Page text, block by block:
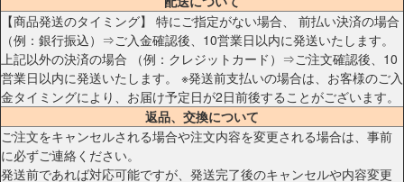
【商品発送のタイミング】 特にご指定がない場合、 前払い決済の場合
（例：銀行振込）⇒ご入金確認後、10営業日以内に発送いたします。
上記以外の決済の場合 （例：クレジットカード）⇒ご注文確認後、10
営業日以内に発送いたします。 ※発送前支払いの場合は、お客様のご入
金タイミングにより、お届け予定日が2日前後することがございます。
返品、交換について
ご注文をキャンセルされる場合や注文内容を変更される場合は、事前
に必ずご連絡ください。
発送前であれば対応可能ですが、発送完了後のキャンセルや内容変更